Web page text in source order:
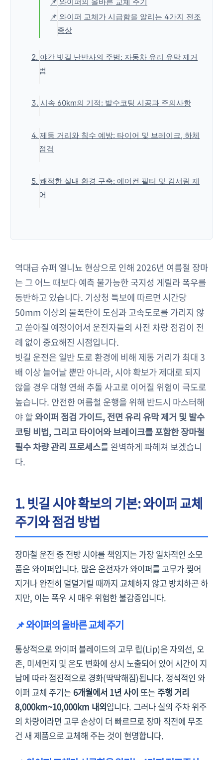
📌 와이퍼 교체가 시급함을 알리는 4가지 전조
증상
2. 야간 빗길 난반사의 주범: 자동차 유리 유막 제거
법
📌 실패 없는 셀프 유막 제거 5단계 프로세스
3. 시속 60km의 기적: 발수코팅 시공과 주의사항
📌 발수코팅 시공 시 극도로 주의해야 할 점
4. 제동 거리와 침수 예방: 타이어 및 브레이크, 하체
점검
어 관리법
5. 쾌적한 실내 환경 구축: 에어컨 필터 및 김서림 제
어
역대급 슈퍼 엘니뇨 현상으로 인해 2026년 여름철 장마
는 그 어느 때보다 예측 불가능한 국지성 게릴라 폭우를
동반하고 있습니다. 기상청 특보에 따르면 시간당
50mm 이상의 물폭탄이 도심과 고속도로를 가리지 않
고 쏟아질 예정이어서 운전자들의 사전 차량 점검이 전
례 없이 중요해진 시점입니다.
빗길 운전은 일반 도로 환경에 비해 제동 거리가 최대 3
배 이상 늘어날 뿐만 아니라, 시야 확보가 제대로 되지
않을 경우 대형 연쇄 추돌 사고로 이어질 위험이 극도로
높습니다. 안전한 여름철 운행을 위해 반드시 마스터해
야 할와이퍼 점검 가이드, 전면 유리 유막 제거 및 발수
코팅 비법, 그리고 타이어와 브레이크를 포함한 장마철
필수 차량 관리 프로세스를 완벽하게 파헤쳐 보겠습니
다.
1. 빗길 시야 확보의 기본: 와이퍼 교체
주기와 점검 방법
장마철 운전 중 전방 시야를 책임지는 가장 일차적인 소모
품은 와이퍼입니다. 많은 운전자가 와이퍼를 고무가 찢어
지거나 완전히 덜덜거릴 때까지 교체하지 않고 방치하곤 하
지만, 이는 폭우 시 매우 위험한 불감증입니다.
📌 와이퍼의 올바른 교체 주기
통상적으로 와이퍼 블레이드의 고무 립(Lip)은 자외선, 오
존, 미세먼지 및 온도 변화에 상시 노출되어 있어 시간이 지
남에 따라 점진적으로 경화(딱딱해짐)됩니다. 정석적인 와
이퍼 교체 주기는 6개월에서 1년 사이 또는 주행 거리
8,000km~10,000km 내외입니다. 그러나 실외 주차 위주
의 차량이라면 고무 손상이 더 빠르므로 장마 직전에 무조
건 새 제품으로 교체해 주는 것이 현명합니다.